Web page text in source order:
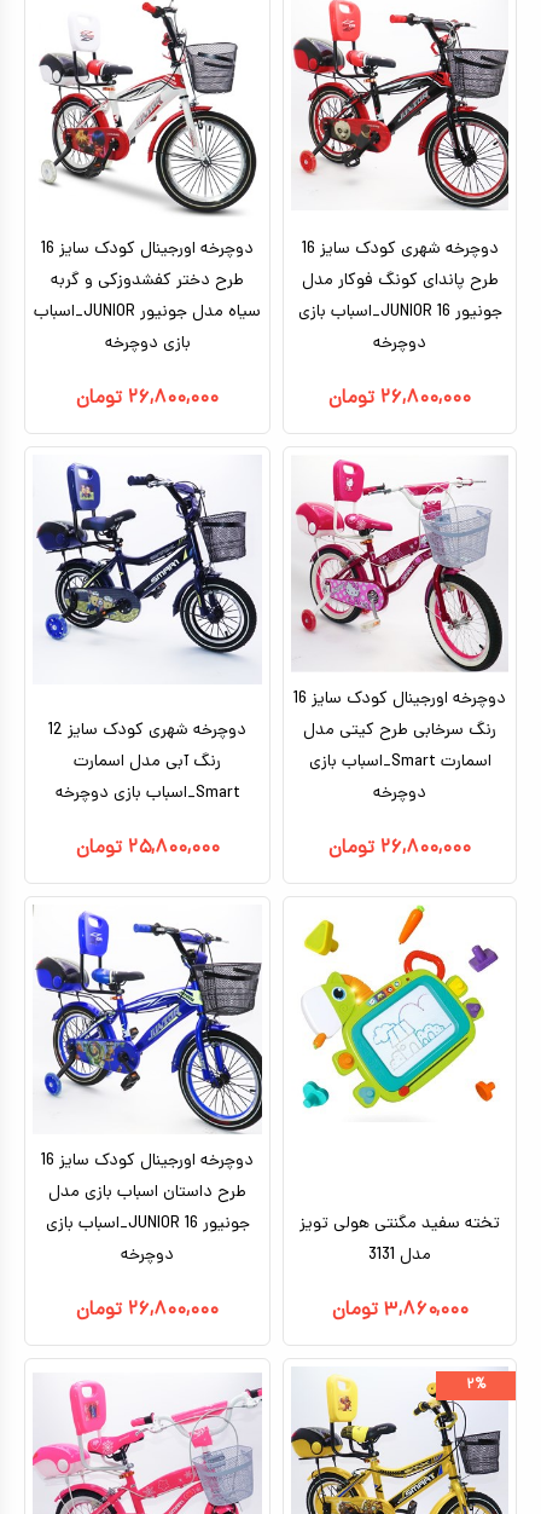
براساس برندها
ماشین شارژی_موتور شارژی
ماشین کنترلی
ماشین اسباب بازی
اکشن فیگور
عروسک دخترانه
عروسک رباتیک
ربات اسباب بازی
اسباب بازی نوزادی
دیجیتال و هوشمند
بازی فکری
اسباب بازی ورزشی
موسیقی
کیف و کوله پشتی
اسباب بازی علمی
اسباب بازی لوازم خانگی
اتاق کودک
بزرگسال
سگ های نگهبان
دوچرخه شهری کودک سایز 16
طرح پاندای کونگ‌ فوکار مدل
جونیور JUNIOR 16_اسباب بازی
دوچرخه
۲۶,۸۰۰,۰۰۰ تومان
دوچرخه اورجینال کودک سایز 16
طرح دختر کفشدوزکی و گربه
سیاه مدل جونیور JUNIOR_اسباب
بازی دوچرخه
۲۶,۸۰۰,۰۰۰ تومان
دوچرخه اورجینال کودک سایز 16
رنگ سرخابی طرح کیتی مدل
اسمارت Smart_اسباب بازی
دوچرخه
۲۶,۸۰۰,۰۰۰ تومان
دوچرخه شهری کودک سایز 12
رنگ آبی مدل اسمارت
Smart_اسباب بازی دوچرخه
۲۵,۸۰۰,۰۰۰ تومان
تخته سفید مگنتی هولی تویز
مدل 3131
۳,۸۶۰,۰۰۰ تومان
دوچرخه اورجینال کودک سایز 16
طرح داستان اسباب بازی مدل
جونیور JUNIOR 16_اسباب بازی
دوچرخه
۲۶,۸۰۰,۰۰۰ تومان
۲%